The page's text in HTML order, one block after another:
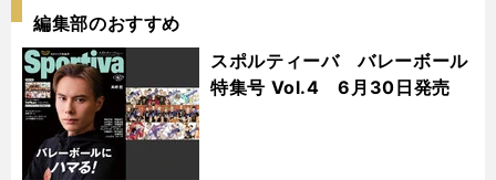
編集部のおすすめ
スポルティーバ バレーボール
特集号 Vol.4 6月30日発売